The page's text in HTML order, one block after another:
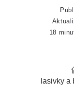
18
Hlasivky a